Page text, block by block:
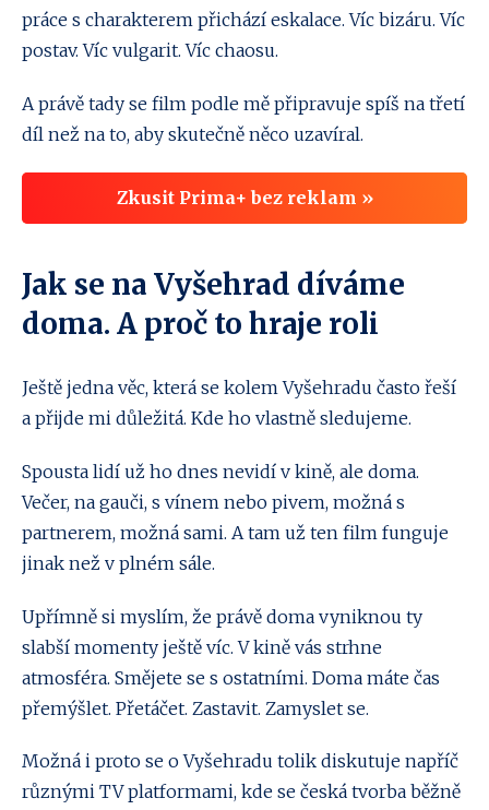
práce s charakterem přichází eskalace. Víc bizáru. Víc
postav. Víc vulgarit. Víc chaosu.
A právě tady se film podle mě připravuje spíš na třetí
díl než na to, aby skutečně něco uzavíral.
Zkusit Prima+ bez reklam »
Jak se na Vyšehrad díváme
doma. A proč to hraje roli
Ještě jedna věc, která se kolem Vyšehradu často řeší
a přijde mi důležitá. Kde ho vlastně sledujeme.
Spousta lidí už ho dnes nevidí v kině, ale doma.
Večer, na gauči, s vínem nebo pivem, možná s
partnerem, možná sami. A tam už ten film funguje
jinak než v plném sále.
Upřímně si myslím, že právě doma vyniknou ty
slabší momenty ještě víc. V kině vás strhne
atmosféra. Smějete se s ostatními. Doma máte čas
přemýšlet. Přetáčet. Zastavit. Zamyslet se.
Možná i proto se o Vyšehradu tolik diskutuje napříč
různými TV platformami, kde se česká tvorba běžně